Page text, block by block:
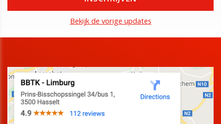
Bekijk de vorige updates